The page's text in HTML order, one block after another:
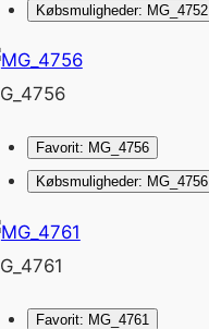
Købsmuligheder: MG_4752
Favorit: MG_4756
Købsmuligheder: MG_4756
Favorit: MG_4761